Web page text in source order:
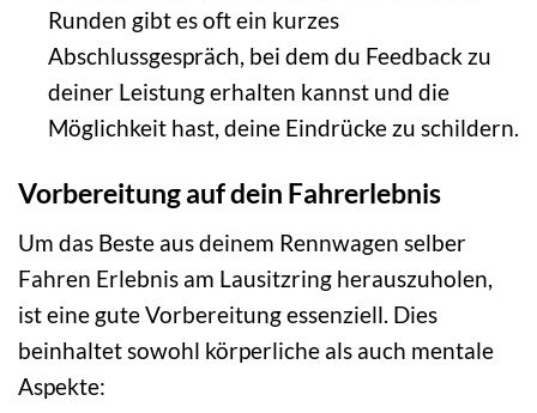
Runden gibt es oft ein kurzes
Abschlussgespräch, bei dem du Feedback zu
deiner Leistung erhalten kannst und die
Möglichkeit hast, deine Eindrücke zu schildern.
Vorbereitung auf dein Fahrerlebnis
Um das Beste aus deinem Rennwagen selber
Fahren Erlebnis am Lausitzring herauszuholen,
ist eine gute Vorbereitung essenziell. Dies
beinhaltet sowohl körperliche als auch mentale
Aspekte: